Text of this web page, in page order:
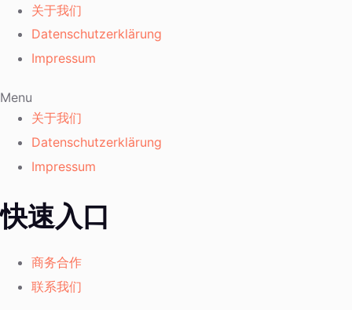
关于我们
Datenschutzerklärung
Impressum
Menu
关于我们
Datenschutzerklärung
Impressum
快速入口
商务合作
联系我们